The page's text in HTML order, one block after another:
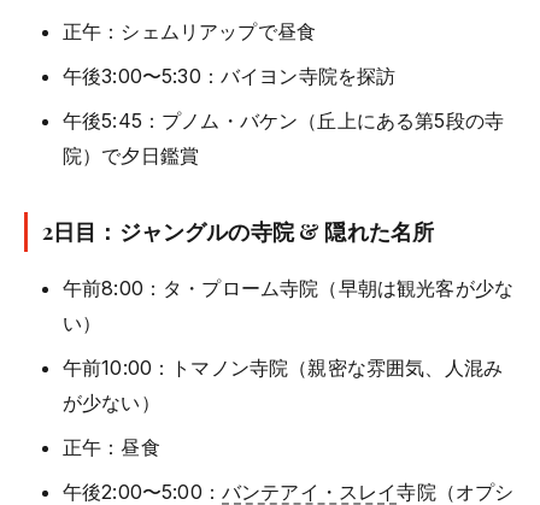
正午：シェムリアップで昼食
午後3:00〜5:30：バイヨン寺院を探訪
午後5:45：プノム・バケン（丘上にある第5段の寺
院）で夕日鑑賞
2日目：ジャングルの寺院 & 隠れた名所
午前8:00：タ・プローム寺院（早朝は観光客が少な
い）
午前10:00：トマノン寺院（親密な雰囲気、人混み
が少ない）
正午：昼食
午後2:00〜5:00： バンテアイ・スレイ寺院（オプシ